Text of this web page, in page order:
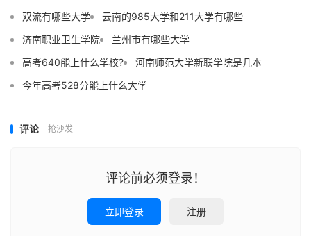
双流有哪些大学
云南的985大学和211大学有哪些
济南职业卫生学院
兰州市有哪些大学
高考640能上什么学校?
河南师范大学新联学院是几本
今年高考528分能上什么大学
评论 抢沙发
评论前必须登录！
立即登录 注册